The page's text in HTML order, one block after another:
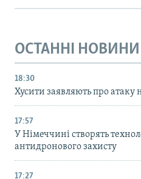
ОСТАННІ НОВИНИ
18:30
Хусити заявляють про
17:57
У Німеччині створять
антидронового захисту
17:27